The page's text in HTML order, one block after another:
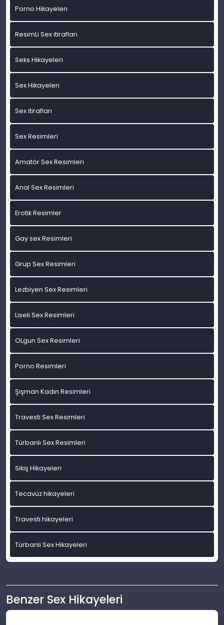
Porno Hikayeleri
ResimLi Sex itirafları
Seks Hikayeleri
Sex Hikayeleri
Sex itirafları
Sex Resimleri
Amatör Sex Resimleri
Anal Sex Resimleri
Erotik Resimler
Gay sex Resimleri
Grup Sex Resimleri
Lezbiyen Sex Resimleri
Liseli Sex Resimleri
OLgun Sex Resimleri
Porno Resimleri
Şişman Kadın Resimleri
Travesti Sex Resimleri
Türbanlı Sex Resimleri
Sikiş Hikayeleri
Tecavüz hikayeleri
Travesti hikayeleri
Türbanlı Sex Hikayeleri
Benzer Sex Hikayeleri